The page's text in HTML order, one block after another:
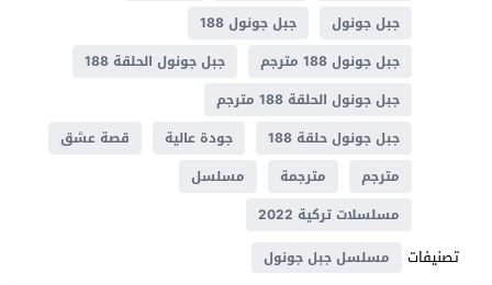
جبل جونول
جبل جونول 188
جبل جونول 188 مترجم
جبل جونول الحلقة 188
جبل جونول الحلقة 188 مترجم
جبل جونول حلقة 188
جودة عالية
قصة عشق
مترجم
مترجمة
مسلسل
مسلسلات تركية 2022
تصنيفات مسلسل جبل جونول